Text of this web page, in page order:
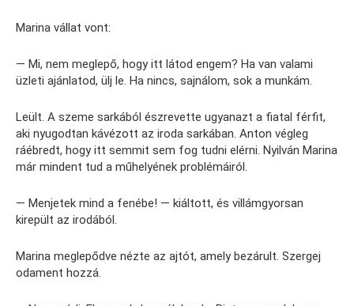
Marina vállat vont:
— Mi, nem meglepő, hogy itt látod engem? Ha van valami
üzleti ajánlatod, ülj le. Ha nincs, sajnálom, sok a munkám.
Leült. A szeme sarkából észrevette ugyanazt a fiatal férfit,
aki nyugodtan kávézott az iroda sarkában. Anton végleg
ráébredt, hogy itt semmit sem fog tudni elérni. Nyilván Marina
már mindent tud a műhelyének problémáiról.
— Menjetek mind a fenébe! — kiáltott, és villámgyorsan
kirepült az irodából.
Marina meglepődve nézte az ajtót, amely bezárult. Szergej
odament hozzá.